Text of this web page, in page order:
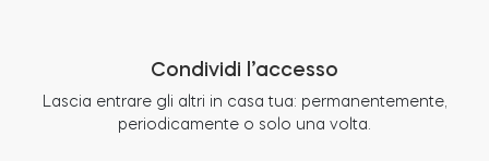
Condividi l’accesso
Lascia entrare gli altri in casa tua: permanentemente,
periodicamente o solo una volta.